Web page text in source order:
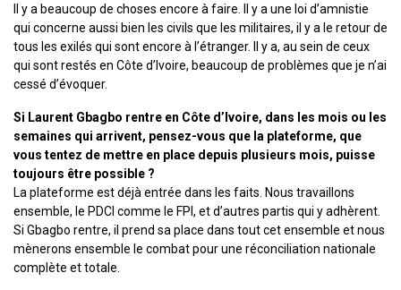
Il y a beaucoup de choses encore à faire. Il y a une loi d’amnistie
qui concerne aussi bien les civils que les militaires, il y a le retour de
tous les exilés qui sont encore à l’étranger. Il y a, au sein de ceux
qui sont restés en Côte d’Ivoire, beaucoup de problèmes que je n’ai
cessé d’évoquer.
Si Laurent Gbagbo rentre en Côte d’Ivoire, dans les mois ou les
semaines qui arrivent, pensez-vous que la plateforme, que
vous tentez de mettre en place depuis plusieurs mois, puisse
toujours être possible ?
La plateforme est déjà entrée dans les faits. Nous travaillons
ensemble, le PDCI comme le FPI, et d’autres partis qui y adhèrent.
Si Gbagbo rentre, il prend sa place dans tout cet ensemble et nous
mènerons ensemble le combat pour une réconciliation nationale
complète et totale.